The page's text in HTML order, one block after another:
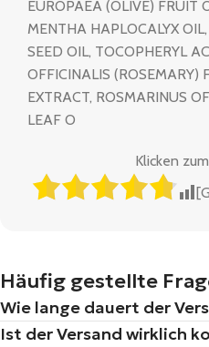
EUROPAEA (OLIVE) FRUIT
MENTHA HAPLOCALYX
SEED OIL, TOCOPHERYL
OFFICINALIS (ROSEMARY)
EXTRACT, ROSMARINUS
LEAF O
Klicken
Häufig gestellte
Wie lange dauert der
Ist der Versand wirklich